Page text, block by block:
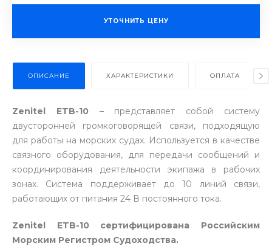
УТОЧНИТЬ ЦЕНУ
ОПИСАНИЕ ХАРАКТЕРИСТИКИ ОПЛАТА
Zenitel ETB-10 – представляет собой систему
двусторонней громкоговорящей связи, подходящую
для работы на морских судах. Используется в качестве
связного оборудования, для передачи сообщений и
координирования деятельности экипажа в рабочих
зонах. Система поддерживает до 10 линий связи,
работающих от питания 24 В постоянного тока.
Zenitel ETB-10 сертифицирована Российским
Морским Регистром Судоходства.